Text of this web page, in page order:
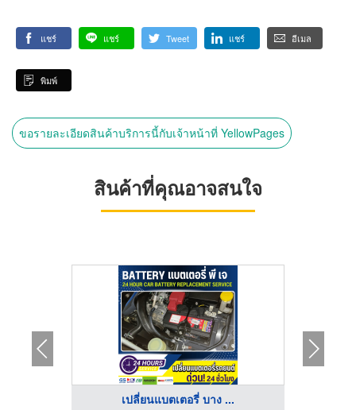
แชร์ แชร์ Tweet แชร์ อีเมล
พิมพ์
ขอรายละเอียดสินค้าบริการนี้กับเจ้าหน้าที่ YellowPages
สินค้าที่คุณอาจสนใจ
เปลี่ยนแบตเตอรี่ บาง ...